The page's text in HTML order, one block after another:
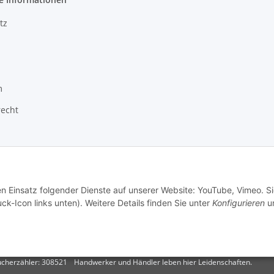
Einsatz folgender Dienste auf unserer Website: YouTube, Vimeo.
Icon links unten). Weitere Details finden Sie unter Konfigurieren
308521 Handwerker und Händler leben hier Leidenschaften.